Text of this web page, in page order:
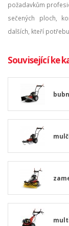
požadavkům
sečených ploch,
dalších, kteří
Související ke